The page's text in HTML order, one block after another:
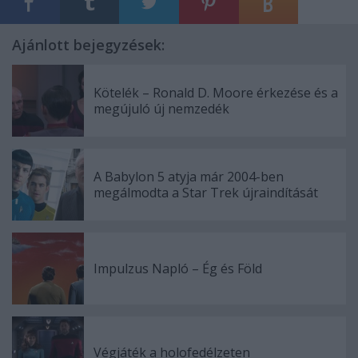
Ajánlott bejegyzések:
Kötelék – Ronald D. Moore érkezése és a
megújuló új nemzedék
A Babylon 5 atyja már 2004-ben
megálmodta a Star Trek újraindítását
Impulzus Napló – Ég és Föld
Végjáték a holofedélzeten